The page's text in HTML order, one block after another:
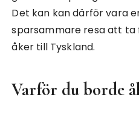
Det kan kan därför vara
sparsammare resa att ta
åker till Tyskland.
Varför du borde